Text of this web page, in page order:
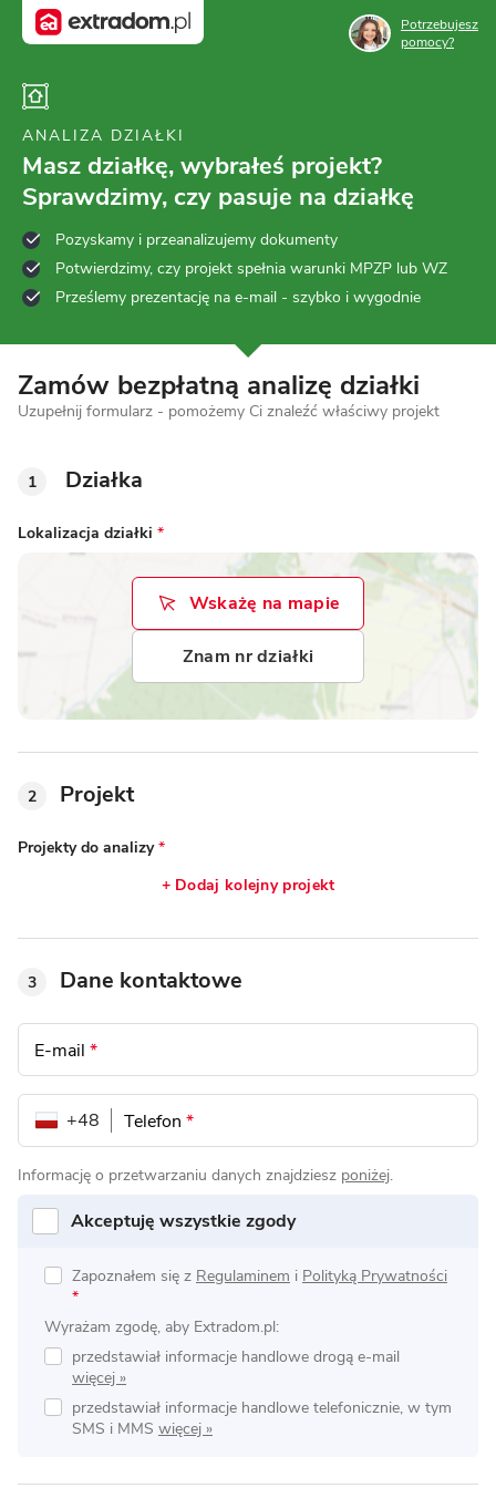
ANALIZA DZIAŁKI
Masz działkę, wybrałeś projekt?
Sprawdzimy, czy pasuje na działkę
Pozyskamy i przeanalizujemy dokumenty
Potwierdzimy, czy projekt spełnia warunki MPZP lub WZ
Prześlemy prezentację na e-mail - szybko i wygodnie
Potrzebujesz
pomocy?
Zamów bezpłatną analizę działki
Uzupełnij formularz - pomożemy Ci znaleźć właściwy projekt
1 Działka
Lokalizacja działki *
Wskażę na mapie
Znam nr działki
2 Projekt
Projekty do analizy *
+ Dodaj kolejny projekt
3 Dane kontaktowe
E-mail *
Telefon *
+48
Informację o przetwarzaniu danych znajdziesz poniżej.
Akceptuję wszystkie zgody
Zapoznałem się z Regulaminem i Polityką Prywatności
*
Wyrażam zgodę, aby Extradom.pl:
przedstawiał informacje handlowe drogą e-mail
przedstawiał informacje handlowe telefonicznie, w tym
SMS i MMS